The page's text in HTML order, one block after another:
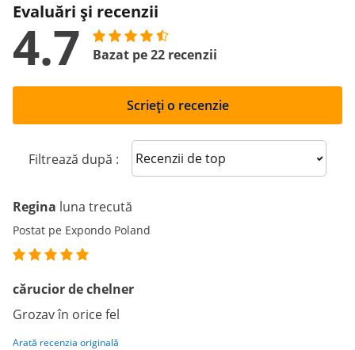
Evaluări și recenzii
4.7 Bazat pe 22 recenzii
Scrieți o recenzie
Filtrează după : Sort reviews
Regina luna trecută
Postat pe Expondo Poland
cărucior de chelner
Grozav în orice fel
Arată recenzia originală